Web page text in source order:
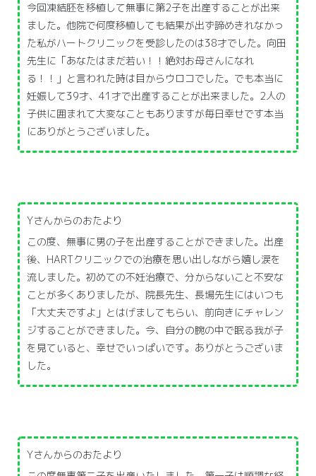
今回凍結胚を移植して無事に第2子を出産することが出来
ました。他院で何度移植しても結果が出ず諦めきれなかっ
た私がハートクリニックを受診したのは38才でした。向田
先生に「あなたはまだ若い！！絶対お母さんになれ
る！！」と言われた時は目からウロコでした。でも本当に
妊娠して39才、41才で出産することが出来ました。2人の
子供に囲まれて大変なこともありますが毎日幸せです本当
にありがとうございました。
Yさんからのおたより
この度、無事に男の子を出産することができました。出産
後、HARTクリニックでの治療を思い出しながら嬉し涙を
流しました。初めての不妊治療で、分からないこと不安な
ことが多くありましたが、院長先生、長場先生にはいつも
「大丈夫ですよ」とはげましてもらい、前向きにチャレン
ジすることができました。今、自分の腕の中で眠る我が子
を見ていると、幸せでいっぱいです。ありがとうございま
した。
Yさんからのおたより